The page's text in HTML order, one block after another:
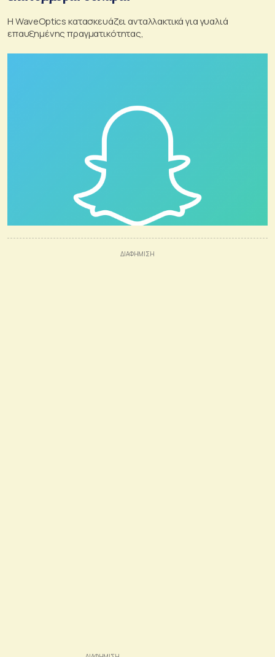
Η WaveOptics κατασκευάζει ανταλλακτικά για γυαλιά
επαυξημένης πραγματικότητας,